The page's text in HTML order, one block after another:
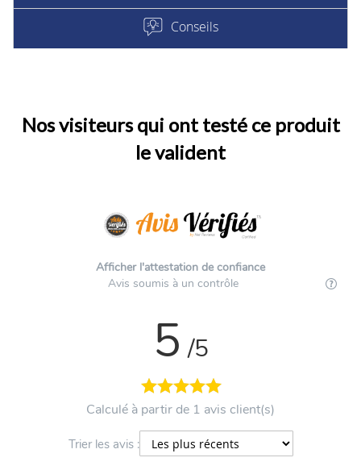
Conseils
Nos visiteurs qui ont testé ce produit
le valident
Afficher l'attestation de confiance
Avis soumis à un contrôle
5 /5
Calculé à partir de 1 avis client(s)
Trier les avis :